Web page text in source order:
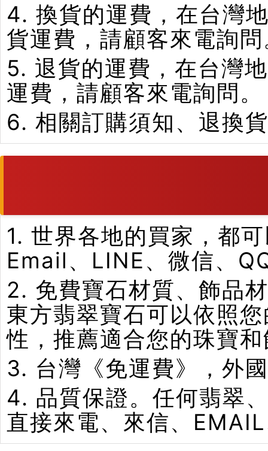
4. 換貨的運費，在台灣
貨運費，請顧客來電詢
5. 退貨的運費，在台灣
運費，請顧客來電詢問。
6. 相關訂購須知、退換
1. 世界各地的買家，都
Email、LINE、微信、
2. 免費寶石材質、飾品
東方翡翠寶石可以依照
性，推薦適合您的珠寶
3. 台灣《免運費》，外
4. 品質保證。任何翡翠
直接來電、來信、